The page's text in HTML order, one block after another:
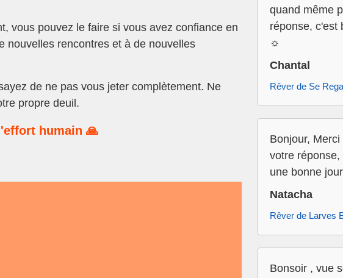
vous pouvez le faire si vous avez confiance en
nouvelles rencontres et à de nouvelles
de ne pas vous jeter complètement. Ne
propre deuil.
humain 🙏
quand même
réponse, c'est
☼
Chantal
Rêver de Se
Bonjour,
votre
une bonne
Natacha
Rêver de Larves
Bonsoir , vue